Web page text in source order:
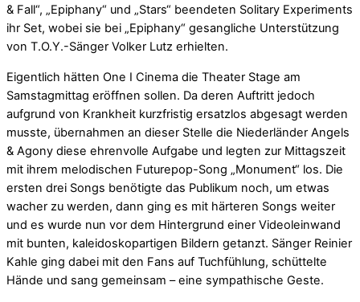
& Fall“, „Epiphany“ und „Stars“ beendeten Solitary Experiments
ihr Set, wobei sie bei „Epiphany“ gesangliche Unterstützung
von T.O.Y.-Sänger Volker Lutz erhielten.
Eigentlich hätten One I Cinema die Theater Stage am
Samstagmittag eröffnen sollen. Da deren Auftritt jedoch
aufgrund von Krankheit kurzfristig ersatzlos abgesagt werden
musste, übernahmen an dieser Stelle die Niederländer Angels
& Agony diese ehrenvolle Aufgabe und legten zur Mittagszeit
mit ihrem melodischen Futurepop-Song „Monument“ los. Die
ersten drei Songs benötigte das Publikum noch, um etwas
wacher zu werden, dann ging es mit härteren Songs weiter
und es wurde nun vor dem Hintergrund einer Videoleinwand
mit bunten, kaleidoskopartigen Bildern getanzt. Sänger Reinier
Kahle ging dabei mit den Fans auf Tuchfühlung, schüttelte
Hände und sang gemeinsam – eine sympathische Geste.